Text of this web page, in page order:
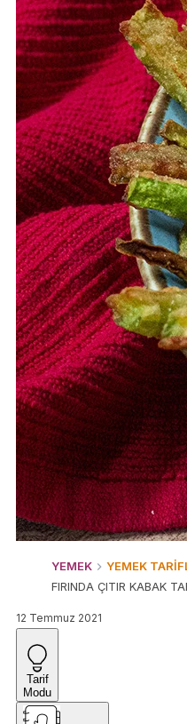
YEMEK YEMEK
FIRINDA ÇITIR KABAK
12 Temmuz 2021
Tarif
Modu